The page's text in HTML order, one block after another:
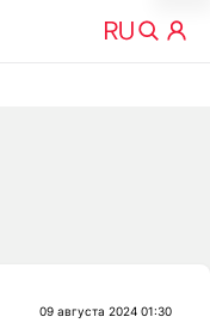
09 августа 2024 01:30